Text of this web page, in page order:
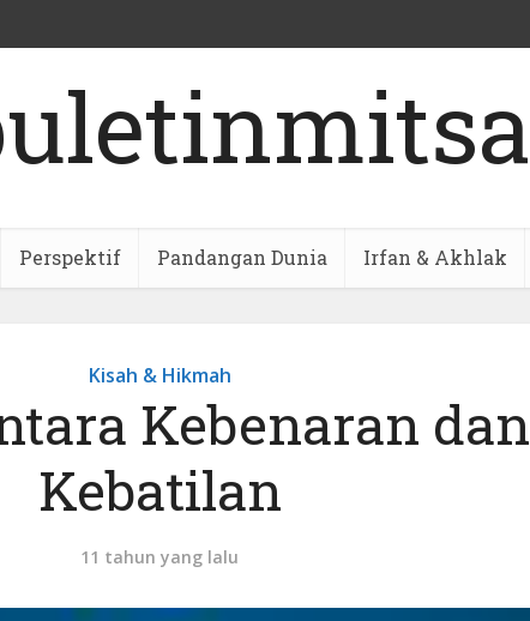
Perspektif Pandangan Dunia Irfan & Akhlak
Kisah & Hikmah
Kebenaran dan
Kebatilan
11 tahun yang lalu